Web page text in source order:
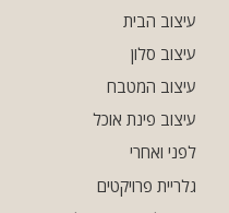
גלריית פרויקטים
עיצוב הבית
עיצוב סלון
עיצוב המטבח
עיצוב פינת אוכל
לפני ואחרי